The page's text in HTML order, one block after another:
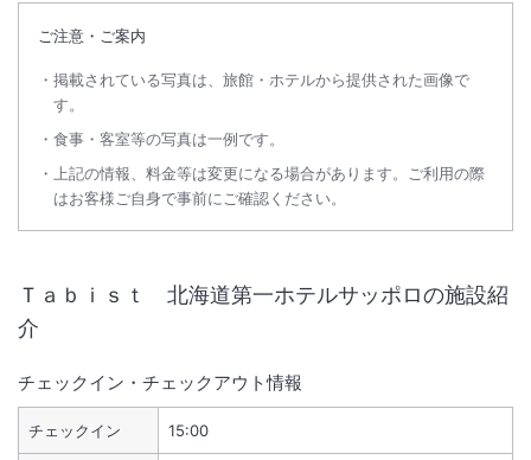
ご注意・ご案内
掲載されている写真は、旅館・ホテルから提供された画像で
す。
食事・客室等の写真は一例です。
上記の情報、料金等は変更になる場合があります。ご利用の際
はお客様ご自身で事前にご確認ください。
Ｔａｂｉｓｔ 北海道第一ホテルサッポロの施設紹
介
チェックイン・チェックアウト情報
チェックイン 15:00